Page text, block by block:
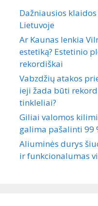
Dažniausios
Lietuvoje
Ar Kaunas lenkia
estetiką? Estetinio
rekordiškai
Vabzdžių atakos
ieji žada būti
tinkleliai?
Giliai valomos
galima pašalinti 99
Aliuminės durys
ir funkcionalumas